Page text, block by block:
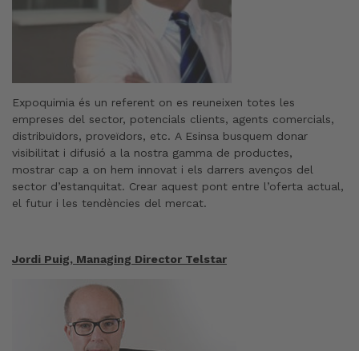
Expoquimia és un referent on es reuneixen totes les
empreses del sector, potencials clients, agents comercials,
distribuïdors, proveïdors, etc. A Esinsa busquem donar
visibilitat i difusió a la nostra gamma de productes,
mostrar cap a on hem innovat i els darrers avenços del
sector d’estanquitat. Crear aquest pont entre l’oferta actual,
el futur i les tendències del mercat.
Jordi Puig, Managing Director Telstar